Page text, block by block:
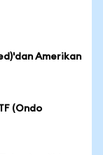
Amerikan
(Ondo